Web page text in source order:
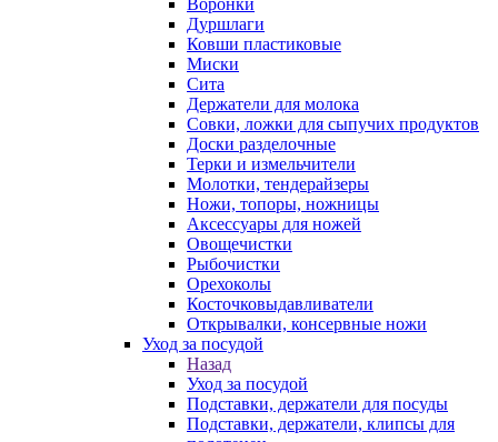
Дуршлаги
Ковши пластиковые
Миски
Сита
Держатели для молока
Совки, ложки для сыпучих продуктов
Доски разделочные
Терки и измельчители
Молотки, тендерайзеры
Ножи, топоры, ножницы
Аксессуары для ножей
Овощечистки
Рыбочистки
Орехоколы
Косточковыдавливатели
Открывалки, консервные ножи
Уход за посудой
Назад
Уход за посудой
Подставки, держатели для посуды
Подставки, держатели, клипсы для